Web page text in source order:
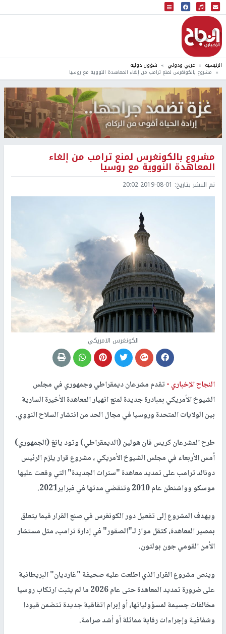
البث المباشر
إذاعة النجاح
الرئيسية عربي ودولي شؤون دولية
مشروع بالكونغرس لمنع ترامب من إلغاء المعاهدة النووية مع روسيا
مشروع بالكونغرس لمنع ترامب من إلغاء
المعاهدة النووية مع روسيا
تم النشر بتاريخ: 2019-08-01 20:02
الكونغرس الامريكي
النجاح الإخباري -تقدم مشرعان ديمقراطي وجمهوري في مجلس
الشيوخ الأمريكي بمبادرة جديدة لمنع انهيار المعاهدة الأخيرة السارية
بين الولايات المتحدة وروسيا في مجال الحد من انتشار السلاح النووي.
طرح المشرعان كريس فان هولين (الديمقراطي) وتود يانغ (الجمهوري)
أمس الأربعاء في مجلس الشيوخ الأمريكي ، مشروع قرار يلزم الرئيس
دونالد ترامب على تمديد معاهدة "سترات الجديدة" التي وقعت عليها
موسكو وواشنطن عام 2010 وتنقضي مدتها في فبراير2021.
ويهدف المشروع إلى تفعيل دور الكونغرس في صنع القرار فيما يتعلق
بمصير المعاهدة، كثقل مواز لـ"الصقور" في إدارة ترامب، مثل مستشار
الأمن القومي جون بولتون.
وينص مشروع القرار الذي اطلعت عليه صحيفة "غارديان" البريطانية
على ضرورة تمديد المعاهدة حتى عام 2026 ما لم يثبت ارتكاب روسيا
مخالفات جسيمة لمسؤولياتها، أو إبرام اتفاقية جديدة تتضمن قيودا
وشفافية وإجراءات رقابة مماثلة أو أشد صرامة.